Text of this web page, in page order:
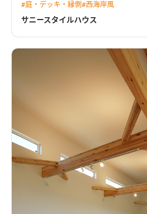
も飾れるのでいつも新鮮な気持ちで
#庭・デッキ・縁側#西海岸風
サニースタイルハウス